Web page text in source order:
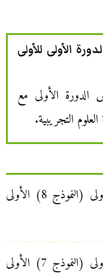
الأولى للأولى
الدورة الأولى مع
التجريبية.
فرض علوم الحياة والأرض الدورة الأولى (النموذج 8) الأولى
فرض علوم الحياة والأرض الدورة الأولى (النموذج 7) الأولى